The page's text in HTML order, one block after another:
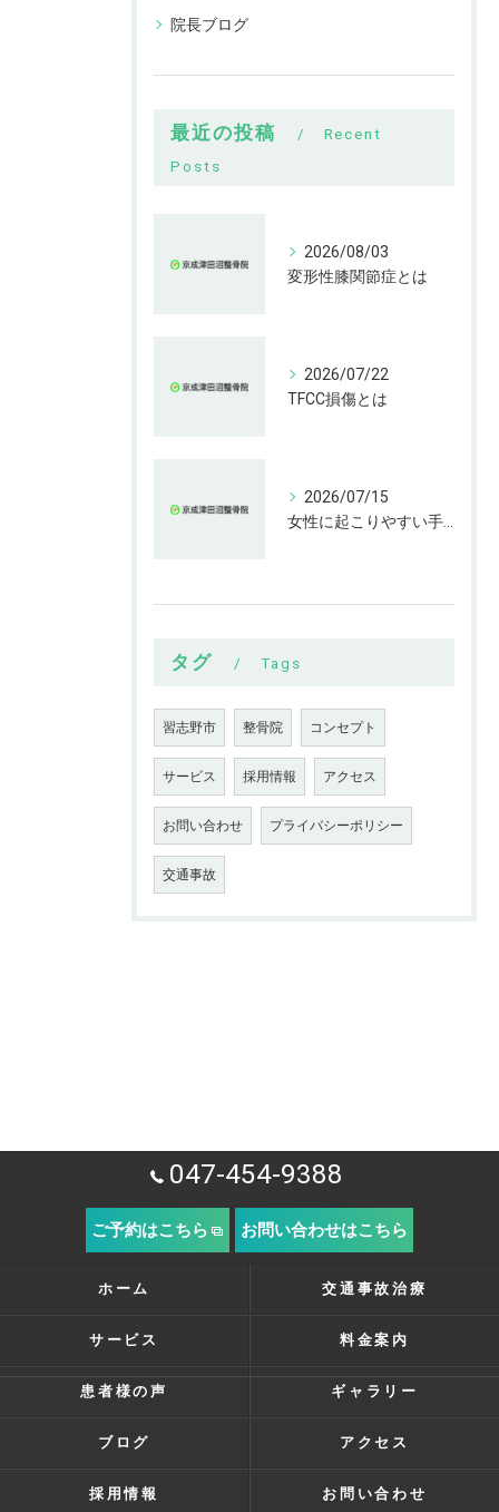
院長ブログ
最近の投稿
Recent
Posts
2026/08/03
変形性膝関節症とは
2026/07/22
TFCC損傷とは
2026/07/15
タグ Tags
習志野市 整骨院 コンセプト
サービス 採用情報 アクセス
お問い合わせ プライバシーポリシー
交通事故
047-454-9388
ご予約はこちら お問い合わせはこちら
ホーム 交通事故治療
サービス 料金案内
患者様の声 ギャラリー
ブログ アクセス
採用情報 お問い合わせ